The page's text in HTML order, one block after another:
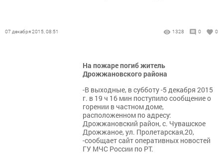
07 декабря 2015, 08:51 1328 0 0
На пожаре погиб житель
Дрожжановского района
-В выходные, в субботу -5 декабря 2015
г. в 19 ч 16 мин поступило сообщение о
горении в частном доме,
расположенном по адресу:
Дрожжановский район, с. Чувашское
Дрожжаное, ул. Пролетарская,20,
-сообщает сайт оперативных новостей
ГУ МЧС России по РТ.